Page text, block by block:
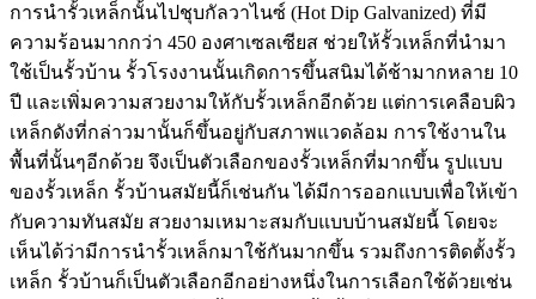
การนำรั้วเหล็กนั้นไปชุบกัลวาไนซ์ (Hot Dip Galvanized) ที่มี
ความร้อนมากกว่า 450 องศาเซลเซียส ช่วยให้รั้วเหล็กที่นำมา
ใช้เป็นรั้วบ้าน รั้วโรงงานนั้นเกิดการขึ้นสนิมได้ช้ามากหลาย 10
ปี และเพิ่มความสวยงามให้กับรั้วเหล็กอีกด้วย แต่การเคลือบผิว
เหล็กดังที่กล่าวมานั้นก็ขึ้นอยู่กับสภาพแวดล้อม การใช้งานใน
พื้นที่นั้นๆอีกด้วย จึงเป็นตัวเลือกของรั้วเหล็กที่มากขึ้น รูปแบบ
ของรั้วเหล็ก รั้วบ้านสมัยนี้ก็เช่นกัน ได้มีการออกแบบเพื่อให้เข้า
กับความทันสมัย สวยงามเหมาะสมกับแบบบ้านสมัยนี้ โดยจะ
เห็นได้ว่ามีการนำรั้วเหล็กมาใช้กันมากขึ้น รวมถึงการติดตั้งรั้ว
เหล็ก รั้วบ้านก็เป็นตัวเลือกอีกอย่างหนึ่งในการเลือกใช้ด้วยเช่น